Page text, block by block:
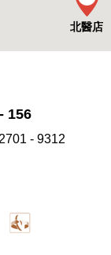
北醫店
156
- 9312